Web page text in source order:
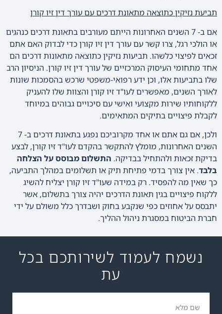
תביעת נזיקין כתוצאה מתאונת דרכים עם עורך דין זיו קורן
אם ב- 7 השנים האחרונות הייתם מעורבים בתאונת דרכים כנהגים
או הולכי רגל, צרו קשר עם עורך דין זיו קורן כדי לבדוק האם אתם
זכאים לפיצוי כלשהו. תביעות נזיקין כתוצאה מתאונות דרכים הם
אחד מתחומי העיסוק המרכזיים של עורך דין זיו קורן. הניסיון הרב
שלו בתביעות אלו, וכן ידע רפואי-משפטי שרכש בהסמכות שונות
לאורך השנים, מאפשרים לעו"ד זיו קורן והצוות שלו להעניק
ללקוחותיו שירות מקצועי ואישי עם סיכויים גבוהים במיוחד
לקבלת פיצויים בתיקים המתאימים.
ולכן, אם גם אתם או אחד מקרוביכם נפגע בתאונת דרכים ב- 7
השנים האחרונות, מומלץ להתקשר בהקדם לעו"ד זיו קורן, לבצע
בדיקת זכאות ולהתחיל בבדיקה. התשלום מבוסס על הצלחה
בלבד. אין צורך בדמי פתיחת תיק או תשלומים במהלך התביעה,
כך שאין מה להפסיד. רק במידה שעו"ד זיו קורן יצליח להשיג
ללקוח פיצויים בגין תאונת הדרכים יהיה צורך בתשלום, אשר
יתבסס על אחוזים כפי שנקבע בחוק ושבדרך כלל משולם על ידי
חברת הביטוח במסגרת ניהול ההליך.
נשמח לעמוד לשירותכם בכל
עת